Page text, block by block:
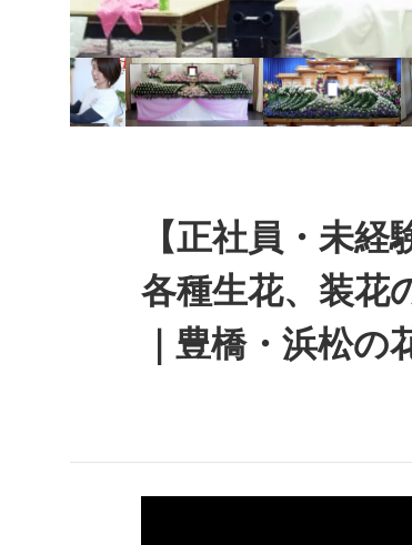
【正社員・未
各種生花、装花
｜豊橋・浜松